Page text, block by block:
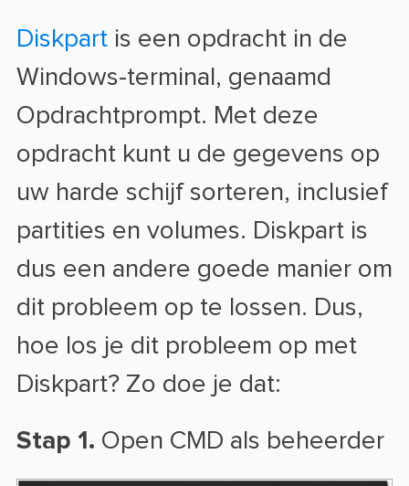
Diskpartis een opdracht in de
Windows-terminal, genaamd
Opdrachtprompt. Met deze
opdracht kunt u de gegevens op
uw harde schijf sorteren, inclusief
partities en volumes. Diskpart is
dus een andere goede manier om
dit probleem op te lossen. Dus,
hoe los je dit probleem op met
Diskpart? Zo doe je dat:
Stap 1. Open CMD als beheerder